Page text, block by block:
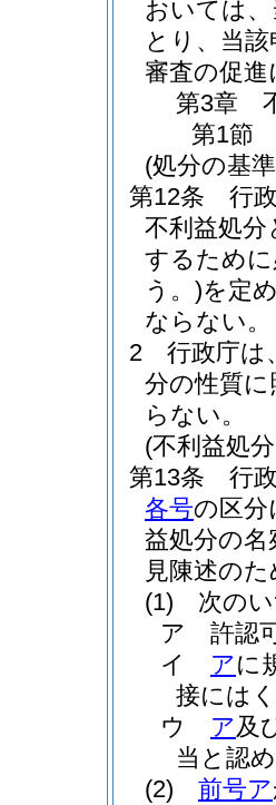
おいては
とり、当
審査の促
第3章
第1節
(処分の基
第12条
行
不利益処
するため
う。)を定
ならない。
2
行政庁は
分の性質
らない。
(不利益処
第13条
行
各号の区分
益処分の
見陳述の
(1)
次の
ア
許認
イ
アに
接には
ウ
ア及
当と認
(2)
前号ア